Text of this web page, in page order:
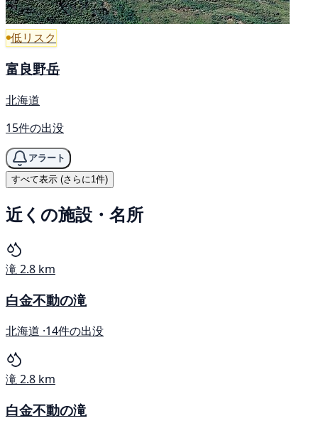
低リスク
富良野岳
北海道
15件の出没
アラート
すべて表示 (さらに1件)
近くの施設・名所
滝2.8 km
白金不動の滝
北海道 ·14件の出没
滝2.8 km
白金不動の滝